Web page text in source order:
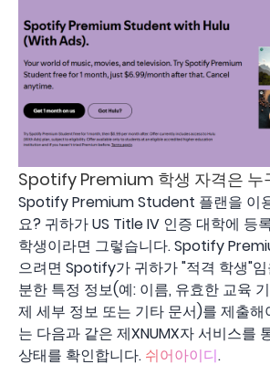
Spotify Premium 학생 자격은 누
Spotify Premium Student 플랜을 이
요? 귀하가 US Title IV 인증 대학에 등
학생이라면 그렇습니다. Spotify
으려면 Spotify가 귀하가 "적격 학생"
분한 특정 정보(예: 이름, 유효한 교육
제 세부 정보 또는 기타 문서)를 제출
는 다음과 같은 제XNUMX자 서비스를
상태를 확인합니다. 쉬어아이디.